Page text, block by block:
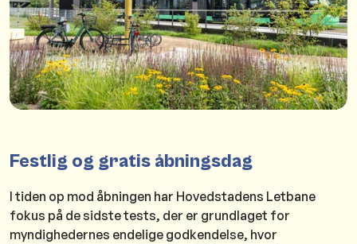
Festlig og gratis åbningsdag
I tiden op mod åbningen har Hovedstadens Letbane
fokus på de sidste tests, der er grundlaget for
myndighedernes endelige godkendelse, hvor